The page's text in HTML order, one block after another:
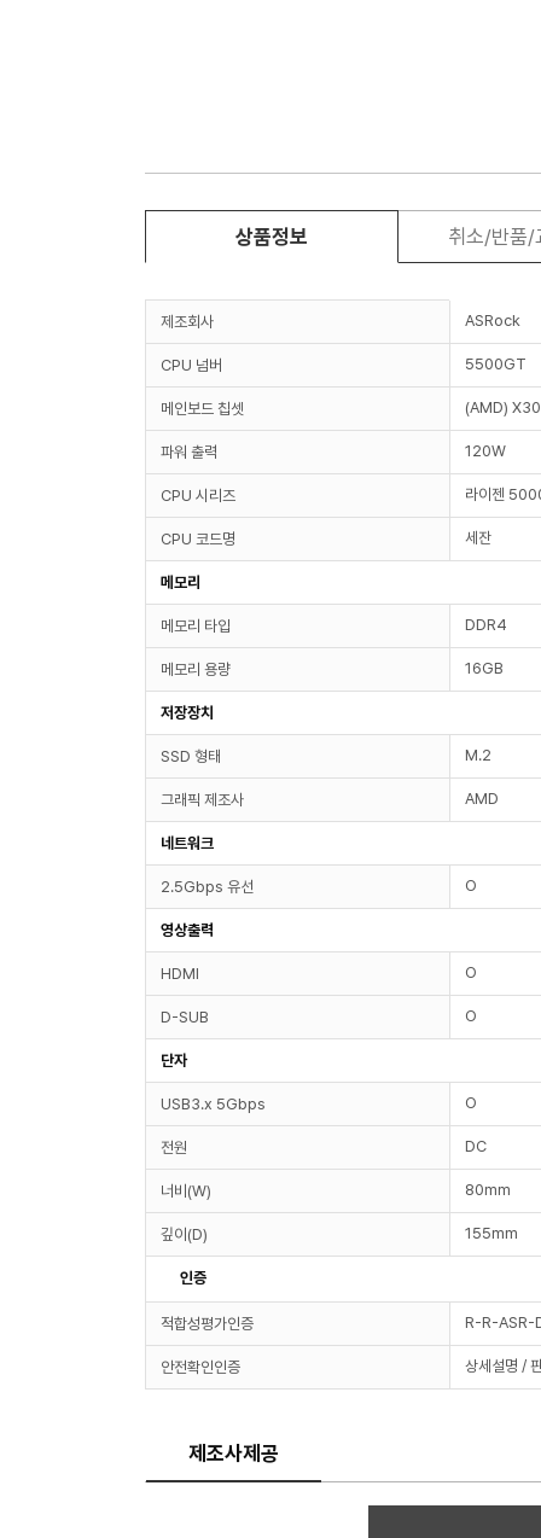
상품정보 취소/반품/
제조회사 ASRock
CPU 넘버 5500GT
메인보드 칩셋 (AMD)
파워 출력 120W
CPU 시리즈 라이젠
CPU 코드명 세잔
메모리
메모리 타입 DDR4
메모리 용량 16GB
저장장치
SSD 형태 M.2
그래픽 제조사 AMD
네트워크
2.5Gbps 유선 O
영상출력
HDMI O
D-SUB O
단자
USB3.x 5Gbps O
전원 DC
너비(W) 80mm
깊이(D) 155mm
인증
적합성평가인증 R-R-
안전확인인증 상세설명 /
제조사제공